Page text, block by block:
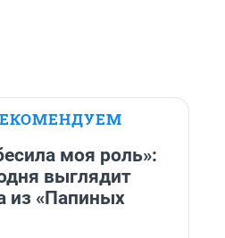
моя роль»:
выглядит
из «Папиных